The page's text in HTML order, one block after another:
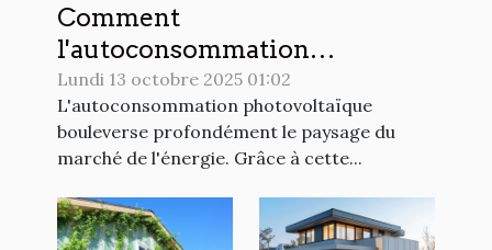
Comment
l'autoconsommation
photovoltaïque redéfinit-elle
le marché de l'énergie ?
Lundi 13 octobre 2025 01:02
L'autoconsommation photovoltaïque
bouleverse profondément le paysage du
marché de l'énergie. Grâce à cette...